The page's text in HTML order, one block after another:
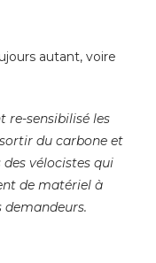
autant, voire
re-sensibilisé les
du carbone et
vélocistes qui
de matériel à
demandeurs.